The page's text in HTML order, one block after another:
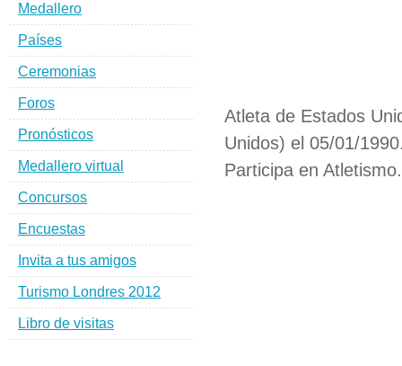
Atleta de Estados
Unidos) el 05/01/
Participa en Atletismo.
Medallero
Países
Ceremonias
Foros
Pronósticos
Medallero virtual
Concursos
Encuestas
Invita a tus amigos
Turismo Londres 2012
Libro de visitas